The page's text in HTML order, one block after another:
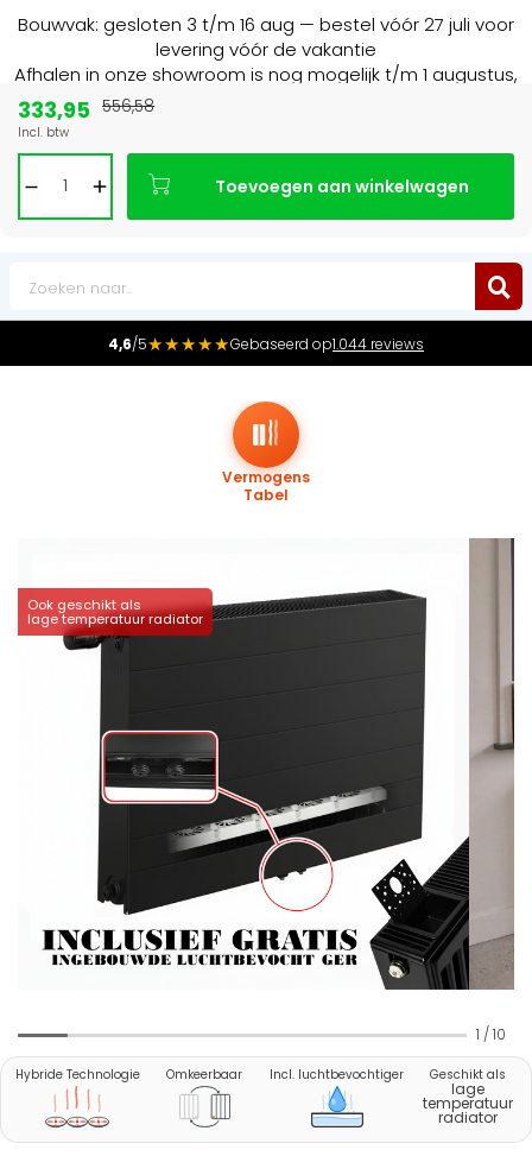
Bouwvak: gesloten 3 t/m 16 aug — bestel vóór 27 juli voor
levering vóór de vakantie
Afhalen in onze showroom is nog mogelijk t/m 1 augustus,
4,6/5★★★★★Gebaseerd op1.044 reviews
Ook geschikt als
lage temperatuur radiator
Vermogens
Tabel
1 / 10
Hybride Technologie Omkeerbaar Incl. luchtbevochtiger Geschikt als
lage
temperatuur
radiator
333,95
Incl. btw
556,58
Toevoegen aan winkelwagen